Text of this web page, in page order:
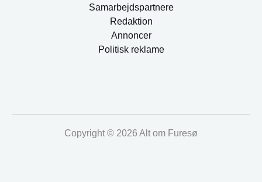
Samarbejdspartnere
Redaktion
Annoncer
Politisk reklame
Copyright © 2026 Alt om Furesø